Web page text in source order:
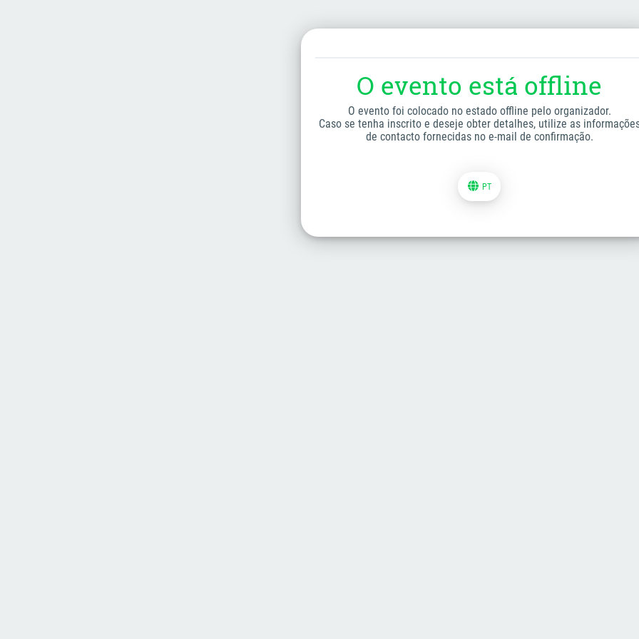
O evento está offline
O evento foi colocado no estado offline pelo organizador.
Caso se tenha inscrito e deseje obter detalhes, utilize as
de contacto fornecidas no e-mail de confirmação.
PT